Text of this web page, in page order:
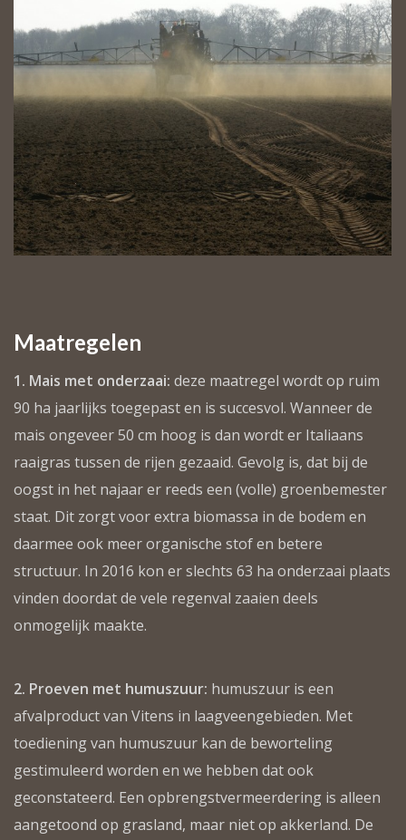
Maatregelen
1. Mais met onderzaai: deze maatregel wordt op ruim
90 ha jaarlijks toegepast en is succesvol. Wanneer de
mais ongeveer 50 cm hoog is dan wordt er Italiaans
raaigras tussen de rijen gezaaid. Gevolg is, dat bij de
oogst in het najaar er reeds een (volle) groenbemester
staat. Dit zorgt voor extra biomassa in de bodem en
daarmee ook meer organische stof en betere
structuur. In 2016 kon er slechts 63 ha onderzaai plaats
vinden doordat de vele regenval zaaien deels
onmogelijk maakte.
2. Proeven met humuszuur: humuszuur is een
afvalproduct van Vitens in laagveengebieden. Met
toediening van humuszuur kan de beworteling
gestimuleerd worden en we hebben dat ook
geconstateerd. Een opbrengstvermeerdering is alleen
aangetoond op grasland, maar niet op akkerland. De